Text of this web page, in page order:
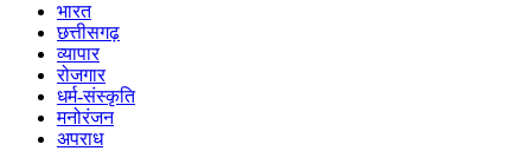
भारत
छत्तीसगढ़
व्यापार
रोजगार
धर्म-संस्कृति
मनोरंजन
अपराध